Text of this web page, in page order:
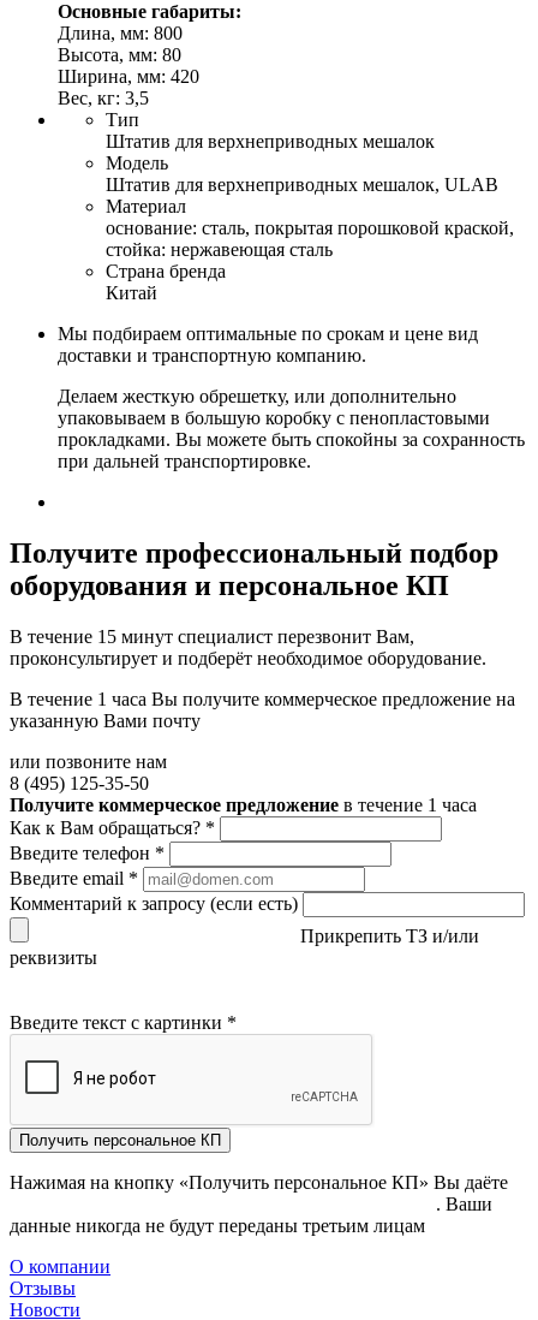
Основные габариты:
Длина, мм: 800
Высота, мм: 80
Ширина, мм: 420
Вес, кг: 3,5
Тип
Штатив для верхнеприводных мешалок
Модель
Штатив для верхнеприводных мешалок, ULAB
Материал
основание: сталь, покрытая порошковой краской,
стойка: нержавеющая сталь
Страна бренда
Китай
Мы подбираем оптимальные по срокам и цене вид
доставки и транспортную компанию.
Делаем жесткую обрешетку, или дополнительно
упаковываем в большую коробку с пенопластовыми
прокладками. Вы можете быть спокойны за сохранность
при дальней транспортировке.
Получите профессиональный подбор
оборудования и персональное КП
В течение 15 минут специалист перезвонит Вам,
проконсультирует и подберёт необходимое оборудование.
В течение 1 часа Вы получите коммерческое предложение на
указанную Вами почту
или позвоните нам
8 (495) 125-35-50
Получите коммерческое предложение в течение 1 часа
Как к Вам обращаться? *
Введите телефон *
Введите email *
Комментарий к запросу (если есть)
Прикрепить ТЗ и/или
реквизиты
Введите текст с картинки *
Получить персональное КП
Нажимая на кнопку «Получить персональное КП» Вы даёте
. Ваши
данные никогда не будут переданы третьим лицам
О компании
Отзывы
Новости